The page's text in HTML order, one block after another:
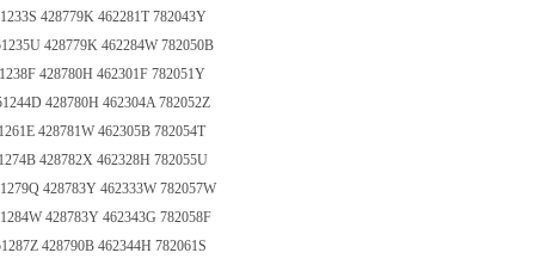
428779K 462281T 782043Y
428779K 462284W 782050B
428780H 462301F 782051Y
428780H 462304A 782052Z
428781W 462305B 782054T
428782X 462328H 782055U
428783Y 462333W 782057W
428783Y 462343G 782058F
428790B 462344H 782061S